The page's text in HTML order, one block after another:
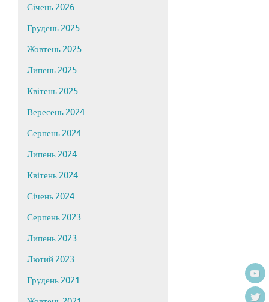
Січень 2026
Грудень 2025
Жовтень 2025
Липень 2025
Квітень 2025
Вересень 2024
Серпень 2024
Липень 2024
Квітень 2024
Січень 2024
Серпень 2023
Липень 2023
Лютий 2023
Грудень 2021